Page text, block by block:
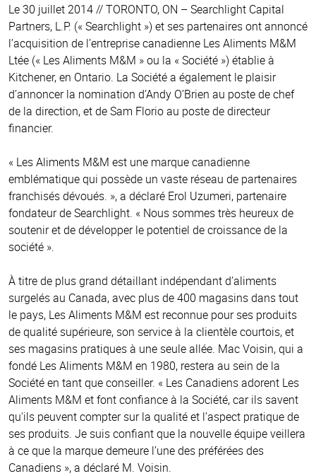
Le 30 juillet 2014 // TORONTO, ON – Searchlight Capital
Partners, L.P. (« Searchlight ») et ses partenaires ont annoncé
l’acquisition de l’entreprise canadienne Les Aliments M&M
Ltée (« Les Aliments M&M » ou la « Société ») établie à
Kitchener, en Ontario. La Société a également le plaisir
d’annoncer la nomination d’Andy O’Brien au poste de chef
de la direction, et de Sam Florio au poste de directeur
financier.
« Les Aliments M&M est une marque canadienne
emblématique qui possède un vaste réseau de partenaires
franchisés dévoués. », a déclaré Erol Uzumeri, partenaire
fondateur de Searchlight. « Nous sommes très heureux de
soutenir et de développer le potentiel de croissance de la
société ».
À titre de plus grand détaillant indépendant d’aliments
surgelés au Canada, avec plus de 400 magasins dans tout
le pays, Les Aliments M&M est reconnue pour ses produits
de qualité supérieure, son service à la clientèle courtois, et
ses magasins pratiques à une seule allée. Mac Voisin, qui a
fondé Les Aliments M&M en 1980, restera au sein de la
Société en tant que conseiller. « Les Canadiens adorent Les
Aliments M&M et font confiance à la Société, car ils savent
qu'ils peuvent compter sur la qualité et l’aspect pratique de
ses produits. Je suis confiant que la nouvelle équipe veillera
à ce que la marque demeure l’une des préférées des
Canadiens », a déclaré M. Voisin.